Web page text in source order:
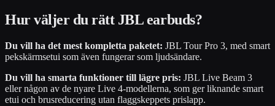
Hur väljer du rätt JBL earbuds?
Du vill ha det mest kompletta paketet: JBL Tour Pro 3, med smart
pekskärmsetui som även fungerar som ljudsändare.
Du vill ha smarta funktioner till lägre pris: JBL Live Beam 3
eller någon av de nyare Live 4-modellerna, som ger liknande smart
etui och brusreducering utan flaggskeppets prislapp.